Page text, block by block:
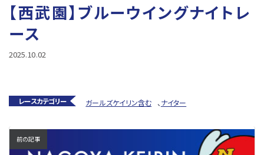
所属選手
【西武園】ブルーウイングナイトレ
ース
2025.10.02
レースカテゴリー ガールズケイリン含む 、 ナイター
前の記事